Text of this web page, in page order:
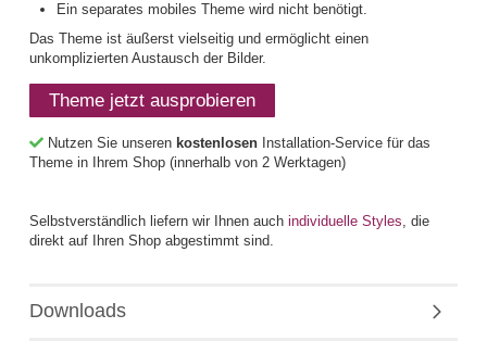
Ein separates mobiles Theme wird nicht benötigt.
Das Theme ist äußerst vielseitig und ermöglicht einen
unkomplizierten Austausch der Bilder.
Theme jetzt ausprobieren
Nutzen Sie unseren kostenlosenInstallation-Service für das
Theme in Ihrem Shop (innerhalb von 2 Werktagen)
Selbstverständlich liefern wir Ihnen auch individuelle Styles, die
direkt auf Ihren Shop abgestimmt sind.
Downloads